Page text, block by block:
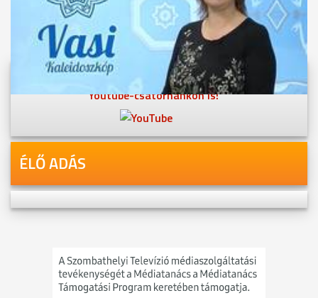
Videóink megtekinthetőek
Youtube-csatornánkon is!
ÉLŐ ADÁS